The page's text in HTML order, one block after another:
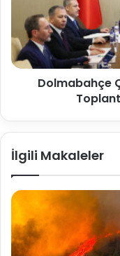
Dolmabahçe
İlgili Makaleler